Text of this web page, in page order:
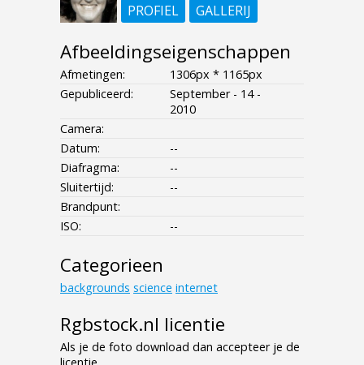
PROFIEL
GALLERIJ
Afbeeldingseigenschappen
Afmetingen:
1306px * 1165px
Gepubliceerd:
September - 14 -
2010
Camera:
Datum:
--
Diafragma:
--
Sluitertijd:
--
Brandpunt:
ISO:
--
Categorieen
backgrounds science internet
Rgbstock.nl licentie
Als je de foto download dan accepteer je de